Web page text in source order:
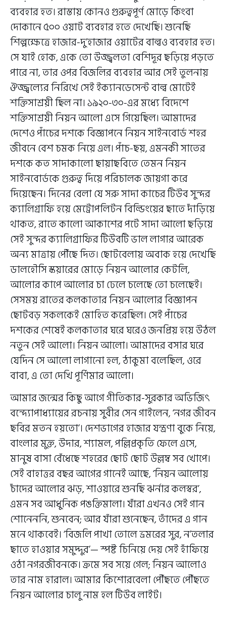
ব্যবহার হত। রাস্তায় কোনও গুরুত্বপূর্ণ মোড়ে কিংবা
দোকানে ৫০০ ওয়াট ব্যবহার হতে দেখেছি। শুনেছি
শিল্পক্ষেত্রে হাজার-দু’হাজার ওয়াটের বাল্বও ব্যবহার হত।
সে যাই হোক, একে তো উজ্জ্বলতা বেশিদূর ছড়িয়ে পড়তে
পারে না, তার ওপর বিজলির ব্যবহার আর সেই তুলনায়
ঔজ্জ্বল্যের নিরিখে সেই ইক্যানডেসেন্ট বাল্ব মোটেই
শক্তিসাশ্রয়ী ছিল না।‌ ১৯২০-৩০-এর মধ্যে বিদেশে
শক্তিসাশ্রয়ী নিয়ন আলো এসে গিয়েছিল। আমাদের
দেশেও পাঁচের দশকে বিজ্ঞাপনে নিয়ন সাইনবোর্ড শহর
জীবনে বেশ চমক নিয়ে এল। পাঁচ-ছয়, এমনকী সাতের
দশকে কত সাদাকালো ছায়াছবিতে তেমন নিয়ন
সাইনবোর্ডকে গুরুত্ব দিয়ে পরিচালক জায়গা করে
দিয়েছেন। দিনের বেলা যে সরু সাদা কাচের টিউব সুন্দর
ক্যালিগ্রাফি হয়ে মেট্রোপলিটন বিল্ডিংয়ের ছাতে দাঁড়িয়ে
থাকত, রাতে কালো আকাশের পটে সাদা আলো ছড়িয়ে
সেই সুন্দর ক্যালিগ্রাফির টিউবটি ভাল লাগার আরেক
অন্য মাত্রায় পৌঁছে দিত। ছোটবেলায় অবাক হয়ে দেখেছি
ডালহৌসি স্কয়ারের মোড়ে নিয়ন আলোর কেটলি,
আলোর কাপে আলোর চা ঢেলে চলেছে তো চলেছেই।
সেসময় রাতের কলকাতার নিয়ন আলোর বিজ্ঞাপন
ছোটবড় সকলকেই মোহিত করেছিল। সেই পাঁচের
দশকের শেষেই কলকাতার ঘরে ঘরেও জনপ্রিয় হয়ে উঠল
নতুন সেই আলো। নিয়ন আলো। আমাদের বসার ঘরে
যেদিন সে আলো লাগানো হল, ঠাকুমা বলেছিল, ওরে
বাবা, এ তো দেখি পূর্ণিমার আলো।
আমার জন্মের কিছু আগে গীতিকার-সুরকার অভিজিৎ
বন্দ্যোপাধ্যায়ের রচনায় সুবীর সেন গাইলেন, ‘নগর জীবন
ছবির মতন হয়তো’। দেশভাগের হাজার যন্ত্রণা বুকে নিয়ে,
বাংলার মুক্ত, উদার, শ্যামল, পল্লিপ্রকৃতি ফেলে এসে,
মানুষ বাসা বেঁধেছে শহরের ছোট ছোট উল্লম্ব সব খোপে।
সেই বাহাত্তর বছর আগের গানেই আছে, ‘নিয়ন আলোয়
চাঁদের আলোর ঝড়, শাওয়ারে শুনছি ঝর্নার কলস্বর’,
এমন সব আধুনিক পঙক্তিমালা। যাঁরা এখনও সেই গান
শোনেননি, শুনবেন; আর যাঁরা শুনেছেন, তাঁদের এ গান
মনে থাকবেই। ‘বিজলি পাখা তোলে ভ্রমরের সুর, ন’তলার
ছাতে হাওয়ার সমুদ্দুর’— স্পষ্ট চিনিয়ে দেয় সেই হাঁফিয়ে
ওঠা নগরজীবনকে। ক্রমে সব সয়ে গেল; নিয়ন আলোও
তার নাম হারাল। আমার কিশোরবেলা পৌঁছতে পৌঁছতে
নিয়ন আলোর চালু নাম হল টিউব লাইট।